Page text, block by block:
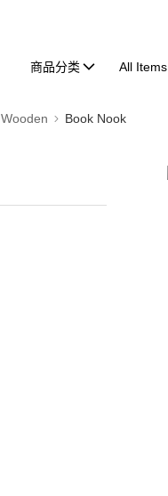
商品分类 All Items
Wooden Book Nook